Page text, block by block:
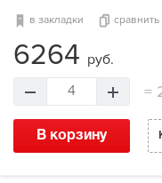
в закладки сравнить
6264 руб.
4 =
В корзину